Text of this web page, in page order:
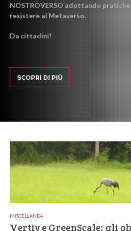
NOSTROVERSO adottando
resistere al Metaverso.
Da cittadini!
SCOPRI DI PIÙ
MISCELLANEA
Vertiv e GreenScale: gli